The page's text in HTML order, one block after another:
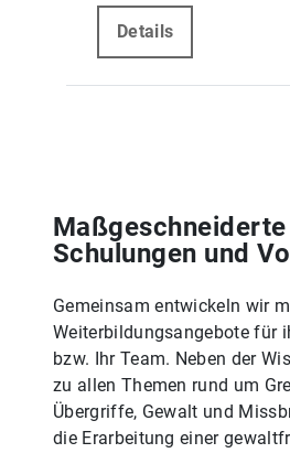
Details
Schulungen und
Gemeinsam entwickeln wir
Weiterbildungsangebote für
bzw. Ihr Team. Neben der
zu allen Themen rund um
Übergriffe, Gewalt und
die Erarbeitung einer